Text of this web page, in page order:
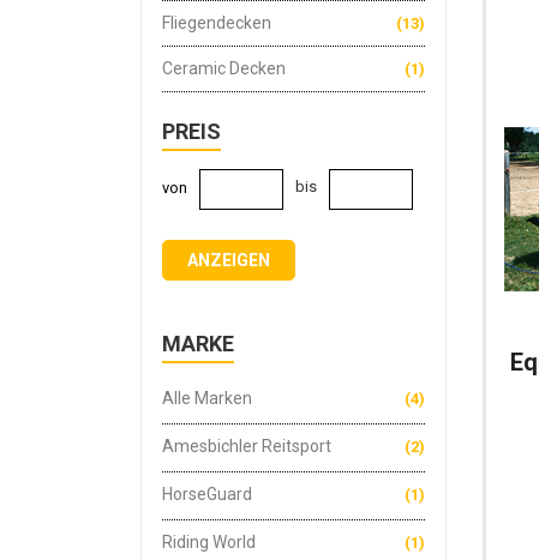
(13)
Fliegendecken
(1)
Ceramic Decken
PREIS
von bis
ANZEIGEN
MARKE
Alle Marken (4)
Amesbichler Reitsport (2)
HorseGuard (1)
Riding World (1)